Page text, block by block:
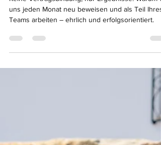
Keine Vertragsbindung, nur Ergebnisse. Warum
uns jeden Monat neu beweisen und als Teil Ihres